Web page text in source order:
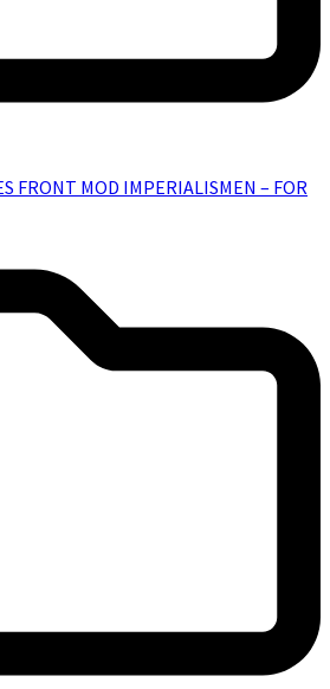
FRONT MOD IMPERIALISMEN – FOR